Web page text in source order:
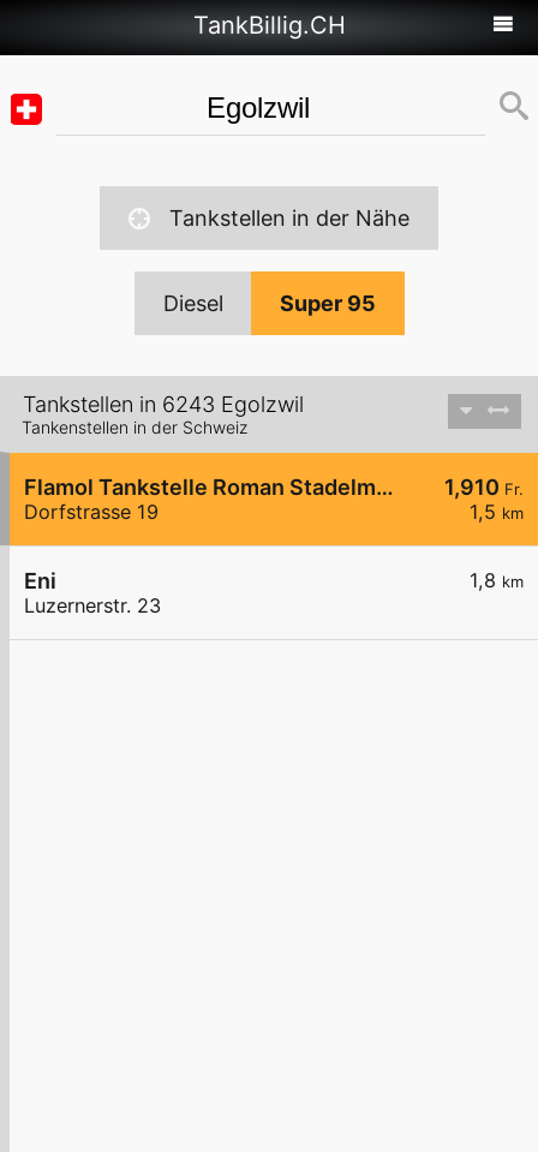
TankBillig.CH
Tankstellen in der Nähe
Diesel Super 95
Tankstellen in 6243 Egolzwil
Tankenstellen in der Schweiz
1,910 Fr.
1,5 km
Flamol Tankstelle Roman Stadelmann
Dorfstrasse 19
1,8 km
Eni
Luzernerstr. 23